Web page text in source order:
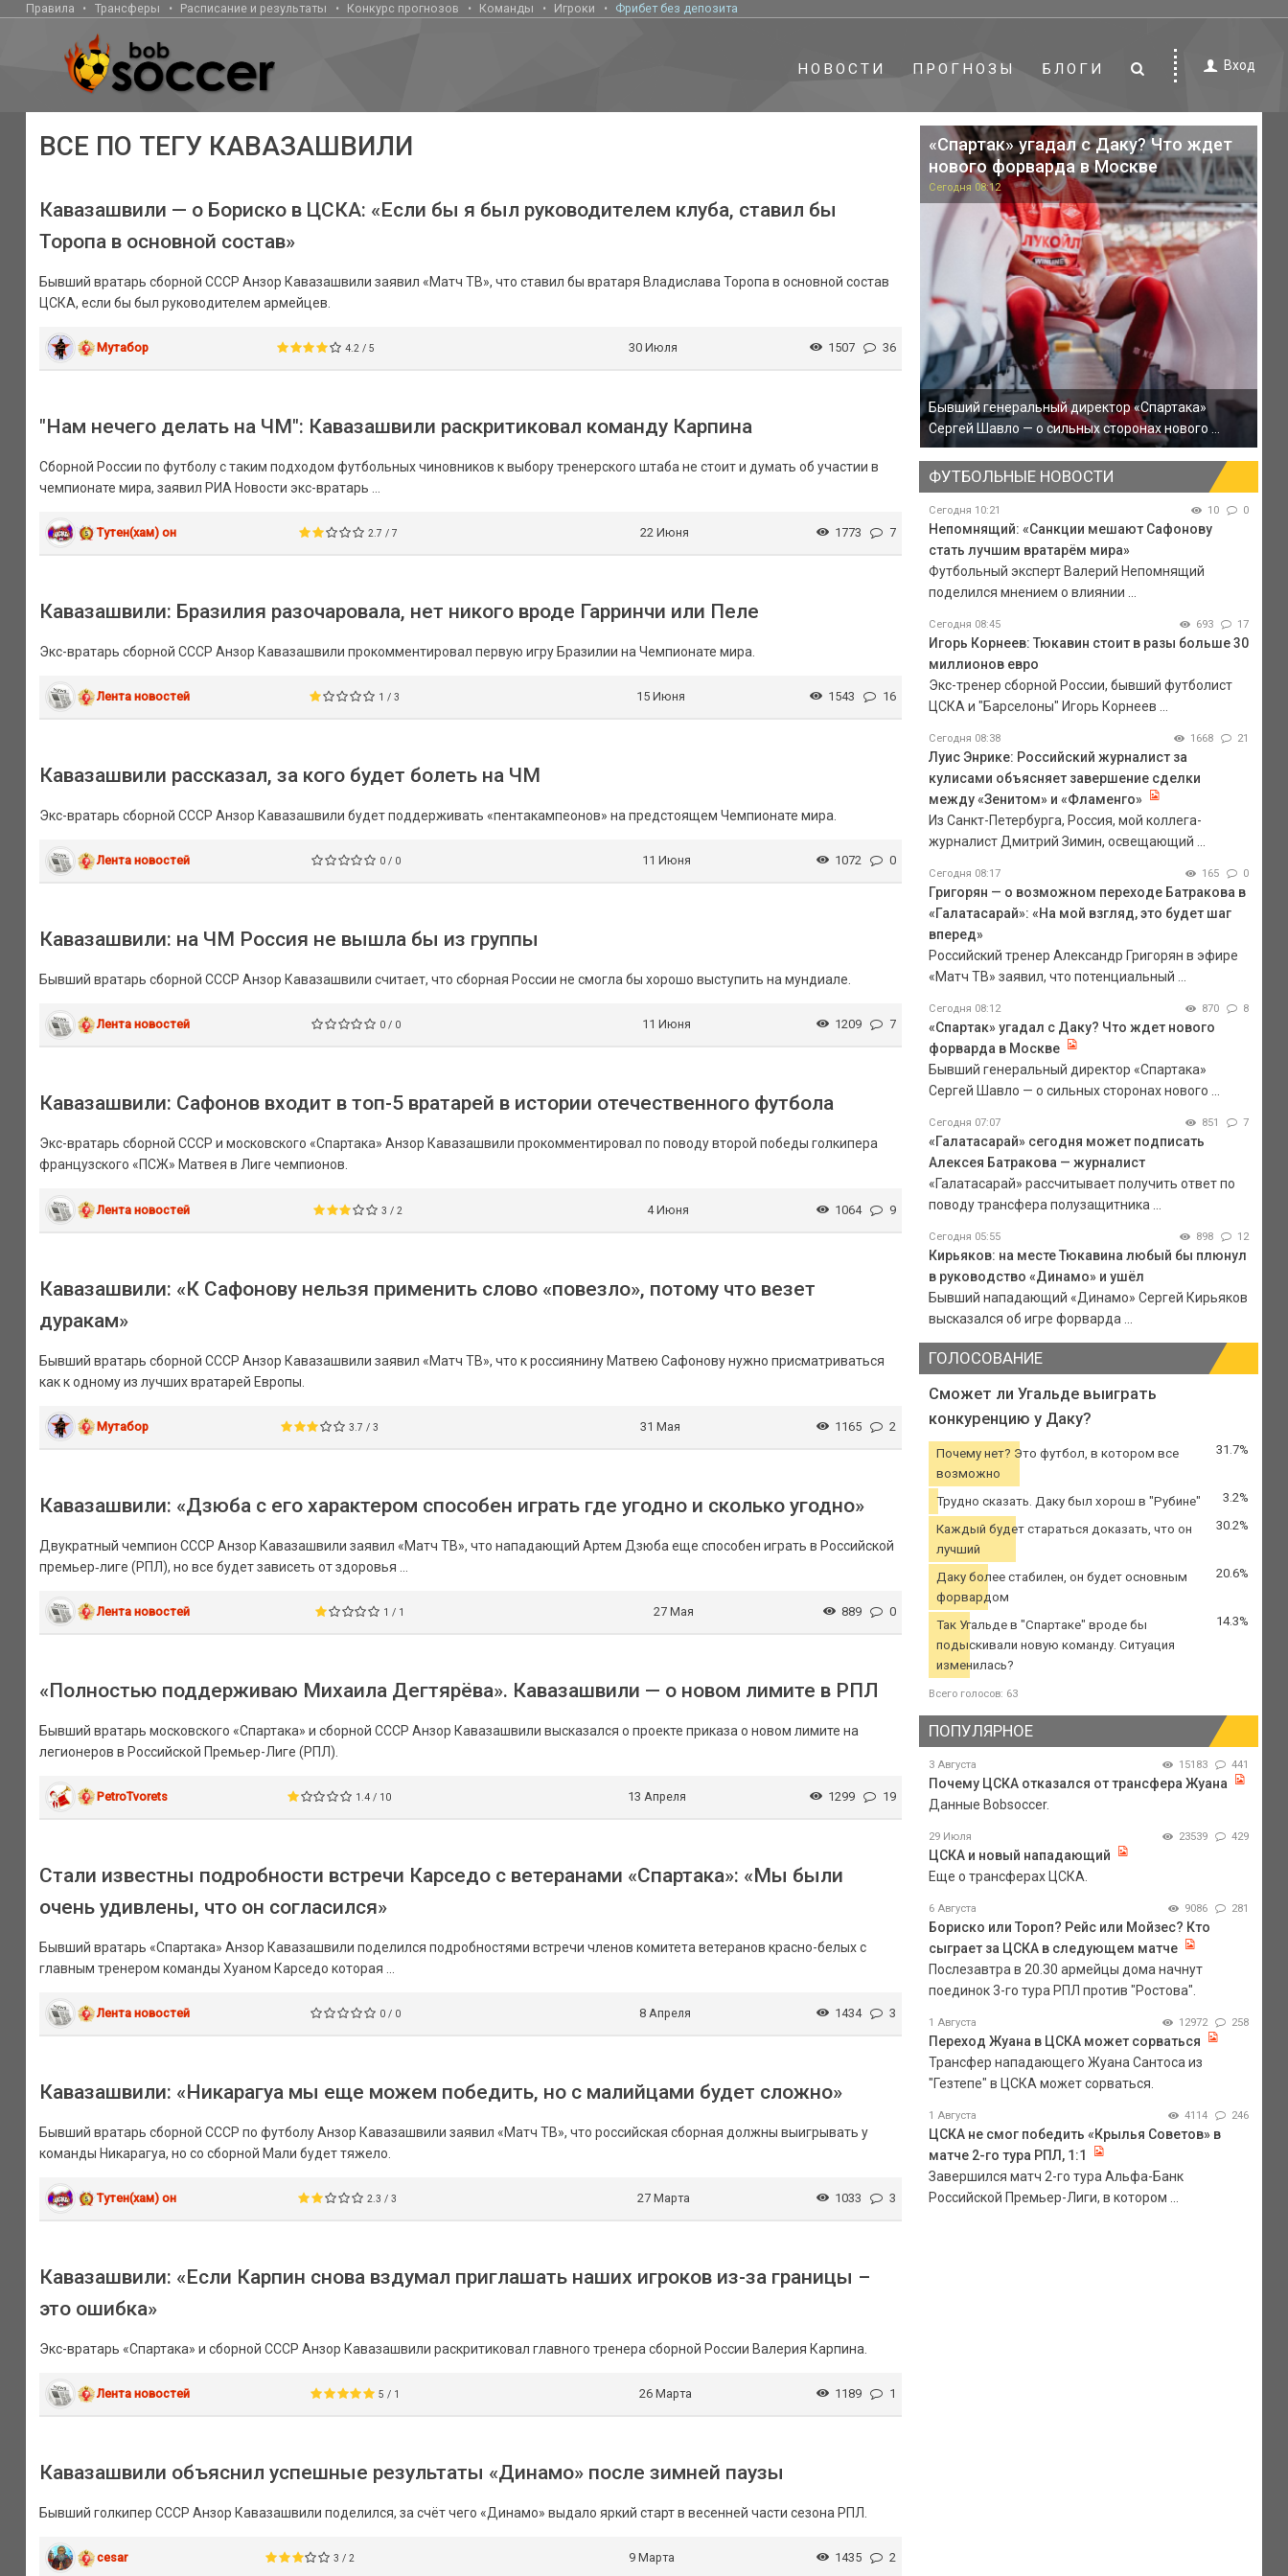
Правила Трансферы Расписание и результаты Конкурс прогнозов Команды Игроки Фрибет без депозита
НОВОСТИ ПРОГНОЗЫ БЛОГИ Вход
ВСЕ ПО ТЕГУ КАВАЗАШВИЛИ
Кавазашвили — о Бориско в ЦСКА: «Если бы я был руководителем клуба, ставил бы
Торопа в основной состав»
Бывший вратарь сборной СССР Анзор Кавазашвили заявил «Матч ТВ», что ставил бы вратаря Владислава Торопа в основной состав
ЦСКА, если бы был руководителем армейцев.
Мутабор 4.2 / 5 30 Июля 1507 36
"Нам нечего делать на ЧМ": Кавазашвили раскритиковал команду Карпина
Сборной России по футболу с таким подходом футбольных чиновников к выбору тренерского штаба не стоит и думать об участии в
чемпионате мира, заявил РИА Новости экс-вратарь ...
Тутен(хам) он 2.7 / 7 22 Июня 1773 7
Кавазашвили: Бразилия разочаровала, нет никого вроде Гарринчи или Пеле
Экс-вратарь сборной СССР Анзор Кавазашвили прокомментировал первую игру Бразилии на Чемпионате мира.
Лента новостей 1 / 3 15 Июня 1543 16
Кавазашвили рассказал, за кого будет болеть на ЧМ
Экс-вратарь сборной СССР Анзор Кавазашвили будет поддерживать «пентакампеонов» на предстоящем Чемпионате мира.
Лента новостей 0 / 0 11 Июня 1072 0
Кавазашвили: на ЧМ Россия не вышла бы из группы
Бывший вратарь сборной СССР Анзор Кавазашвили считает, что сборная России не смогла бы хорошо выступить на мундиале.
Лента новостей 0 / 0 11 Июня 1209 7
Кавазашвили: Сафонов входит в топ-5 вратарей в истории отечественного футбола
Экс-вратарь сборной СССР и московского «Спартака» Анзор Кавазашвили прокомментировал по поводу второй победы голкипера
французского «ПСЖ» Матвея в Лиге чемпионов.
Лента новостей 3 / 2 4 Июня 1064 9
Кавазашвили: «К Сафонову нельзя применить слово «повезло», потому что везет
дуракам»
Бывший вратарь сборной СССР Анзор Кавазашвили заявил «Матч ТВ», что к россиянину Матвею Сафонову нужно присматриваться
как к одному из лучших вратарей Европы.
Мутабор 3.7 / 3 31 Мая 1165 2
Кавазашвили: «Дзюба с его характером способен играть где угодно и сколько угодно»
Двукратный чемпион СССР Анзор Кавазашвили заявил «Матч ТВ», что нападающий Артем Дзюба еще способен играть в Российской
премьер‑лиге (РПЛ), но все будет зависеть от здоровья ...
Лента новостей 1 / 1 27 Мая 889 0
«Полностью поддерживаю Михаила Дегтярёва». Кавазашвили — о новом лимите в РПЛ
Бывший вратарь московского «Спартака» и сборной СССР Анзор Кавазашвили высказался о проекте приказа о новом лимите на
легионеров в Российской Премьер-Лиге (РПЛ).
PetroTvorets 1.4 / 10 13 Апреля 1299 19
Стали известны подробности встречи Карседо с ветеранами «Спартака»: «Мы были
очень удивлены, что он согласился»
Бывший вратарь «Спартака» Анзор Кавазашвили поделился подробностями встречи членов комитета ветеранов красно-белых с
главным тренером команды Хуаном Карседо которая ...
Лента новостей 0 / 0 8 Апреля 1434 3
Кавазашвили: «Никарагуа мы еще можем победить, но с малийцами будет сложно»
Бывший вратарь сборной СССР по футболу Анзор Кавазашвили заявил «Матч ТВ», что российская сборная должны выигрывать у
команды Никарагуа, но со сборной Мали будет тяжело.
Тутен(хам) он 2.3 / 3 27 Марта 1033 3
Кавазашвили: «Если Карпин снова вздумал приглашать наших игроков из-за границы –
это ошибка»
Экс-вратарь «Спартака» и сборной СССР Анзор Кавазашвили раскритиковал главного тренера сборной России Валерия Карпина.
Лента новостей 5 / 1 26 Марта 1189 1
Кавазашвили объяснил успешные результаты «Динамо» после зимней паузы
Бывший голкипер СССР Анзор Кавазашвили поделился, за счёт чего «Динамо» выдало яркий старт в весенней части сезона РПЛ.
cesar 3 / 2 9 Марта 1435 2
«Спартак» угадал с Даку? Что ждет
нового форварда в Москве
Сегодня 08:12
Бывший генеральный директор «Спартака»
Сергей Шавло — о сильных сторонах нового ...
ФУТБОЛЬНЫЕ НОВОСТИ
Сегодня 10:21 10 0
Непомнящий: «Санкции мешают Сафонову
стать лучшим вратарём мира»
Футбольный эксперт Валерий Непомнящий
поделился мнением о влиянии ...
Сегодня 08:45 693 17
Игорь Корнеев: Тюкавин стоит в разы больше 30
миллионов евро
Экс-тренер сборной России, бывший футболист
ЦСКА и "Барселоны" Игорь Корнеев ...
Сегодня 08:38 1668 21
Луис Энрике: Российский журналист за
кулисами объясняет завершение сделки
между «Зенитом» и «Фламенго»
Из Санкт-Петербурга, Россия, мой коллега-
журналист Дмитрий Зимин, освещающий ...
Сегодня 08:17 165 0
Григорян — о возможном переходе Батракова в
«Галатасарай»: «На мой взгляд, это будет шаг
вперед»
Российский тренер Александр Григорян в эфире
«Матч ТВ» заявил, что потенциальный ...
Сегодня 08:12 870 8
«Спартак» угадал с Даку? Что ждет нового
форварда в Москве
Бывший генеральный директор «Спартака»
Сергей Шавло — о сильных сторонах нового ...
Сегодня 07:07 851 7
«Галатасарай» сегодня может подписать
Алексея Батракова — журналист
«Галатасарай» рассчитывает получить ответ по
поводу трансфера полузащитника ...
Сегодня 05:55 898 12
Кирьяков: на месте Тюкавина любый бы плюнул
в руководство «Динамо» и ушёл
Бывший нападающий «Динамо» Сергей Кирьяков
высказался об игре форварда ...
ГОЛОСОВАНИЕ
Сможет ли Угальде выиграть
конкуренцию у Даку?
Почему нет? Это футбол, в котором все
возможно
31.7%
Трудно сказать. Даку был хорош в "Рубине" 3.2%
Каждый будет стараться доказать, что он
лучший
30.2%
Даку более стабилен, он будет основным
форвардом
20.6%
Так Угальде в "Спартаке" вроде бы
подыскивали новую команду. Ситуация
изменилась?
14.3%
Всего голосов: 63
ПОПУЛЯРНОЕ
3 Августа 15183 441
Почему ЦСКА отказался от трансфера Жуана
Данные Bobsoccer.
29 Июля 23539 429
ЦСКА и новый нападающий
Еще о трансферах ЦСКА.
6 Августа 9086 281
Бориско или Тороп? Рейс или Мойзес? Кто
сыграет за ЦСКА в следующем матче
Послезавтра в 20.30 армейцы дома начнут
поединок 3-го тура РПЛ против "Ростова".
1 Августа 12972 258
Переход Жуана в ЦСКА может сорваться
Трансфер нападающего Жуана Сантоса из
"Гезтепе" в ЦСКА может сорваться.
1 Августа 4114 246
ЦСКА не смог победить «Крылья Советов» в
матче 2-го тура РПЛ, 1:1
Завершился матч 2-го тура Альфа-Банк
Российской Премьер-Лиги, в котором ...